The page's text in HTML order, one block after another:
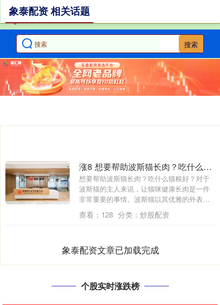
搜索
象泰配资 相关话题
涨8 想要帮助波斯猫长肉？吃什么猫粮好？
想要帮助波斯猫长肉？吃什么猫粮好？对于
波斯猫的主人来说，让猫咪健康长肉是一件
非常重要的事情。波斯猫以其优雅的外表和
温顺的....
查看： 128 分类： 炒股配资
象泰配资文章已加载完成
个股实时涨跌榜